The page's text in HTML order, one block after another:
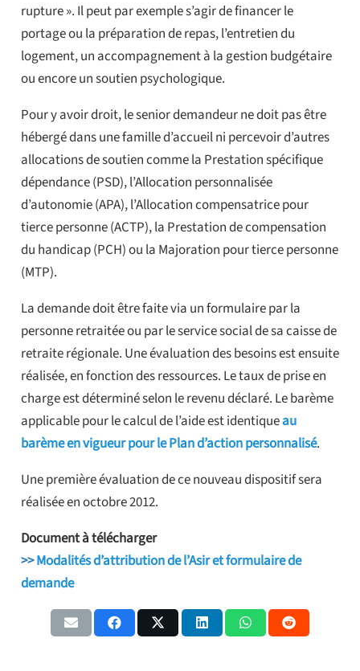
rupture ». Il peut par exemple s’agir de financer le
portage ou la préparation de repas, l’entretien du
logement, un accompagnement à la gestion budgétaire
ou encore un soutien psychologique.
Pour y avoir droit, le senior demandeur ne doit pas être
hébergé dans une famille d’accueil ni percevoir d’autres
allocations de soutien comme la Prestation spécifique
dépendance (PSD), l’Allocation personnalisée
d’autonomie (APA), l’Allocation compensatrice pour
tierce personne (ACTP), la Prestation de compensation
du handicap (PCH) ou la Majoration pour tierce personne
(MTP).
La demande doit être faite via un formulaire par la
personne retraitée ou par le service social de sa caisse de
retraite régionale. Une évaluation des besoins est ensuite
réalisée, en fonction des ressources. Le taux de prise en
charge est déterminé selon le revenu déclaré. Le barème
applicable pour le calcul de l’aide est identiqueau
barème en vigueur pour le Plan d’action personnalisé.
Une première évaluation de ce nouveau dispositif sera
réalisée en octobre 2012.
Document à télécharger
>>Modalités d’attribution de l’Asir et formulaire de
demande